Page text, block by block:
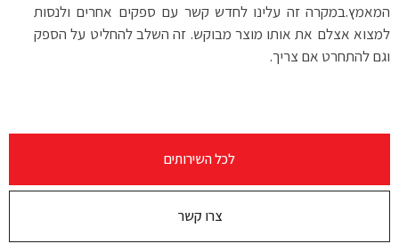
המאמץ.במקרה זה עלינו לחדש קשר עם ספקים אחרים ולנסות
למצוא אצלם את אותו מוצר מבוקש. זה השלב להחליט על הספק
וגם להתחרט אם צריך.
לכל השירותים
צרו קשר